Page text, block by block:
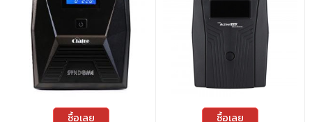
ซื้อเลย ซื้อเลย